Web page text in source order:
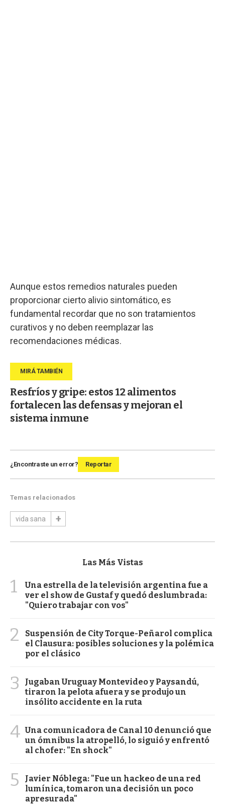
Aunque estos remedios naturales pueden
proporcionar cierto alivio sintomático, es
fundamental recordar que no son tratamientos
curativos y no deben reemplazar las
recomendaciones médicas.
Resfríos y gripe: estos 12 alimentos
fortalecen las defensas y mejoran el
sistema inmune
¿Encontraste un error? Reportar
Temas relacionados
vida sana
Las Más Vistas
1
Una estrella de la televisión argentina fue a
ver el show de Gustaf y quedó deslumbrada:
"Quiero trabajar con vos"
2
Suspensión de City Torque-Peñarol complica
el Clausura: posibles soluciones y la polémica
por el clásico
3
Jugaban Uruguay Montevideo y Paysandú,
tiraron la pelota afuera y se produjo un
insólito accidente en la ruta
4 Una comunicadora de Canal 10 denunció que
un ómnibus la atropelló, lo siguió y enfrentó
al chofer: "En shock"
5
Javier Nóblega: "Fue un hackeo de una red
lumínica, tomaron una decisión un poco
apresurada"